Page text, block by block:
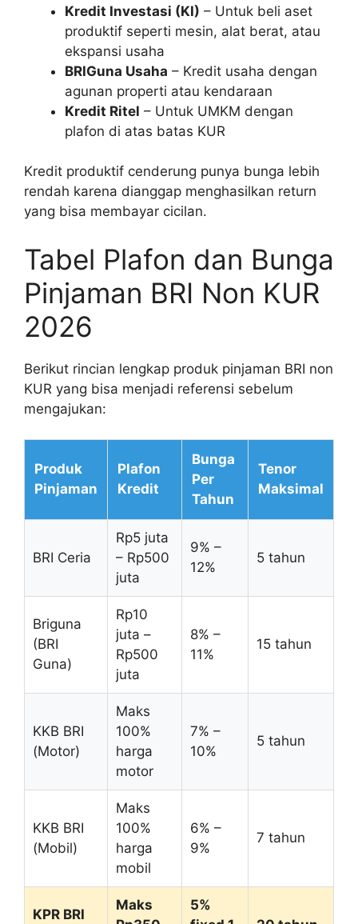
Kredit Investasi (KI) – Untuk beli aset
produktif seperti mesin, alat berat, atau
ekspansi usaha
BRIGuna Usaha – Kredit usaha dengan
agunan properti atau kendaraan
Kredit Ritel – Untuk UMKM dengan
plafon di atas batas KUR
Kredit produktif cenderung punya bunga lebih
rendah karena dianggap menghasilkan return
yang bisa membayar cicilan.
Tabel Plafon dan Bunga
Pinjaman BRI Non KUR
2026
Berikut rincian lengkap produk pinjaman BRI non
KUR yang bisa menjadi referensi sebelum
mengajukan:
Produk
Pinjaman
Plafon
Kredit
Bunga
Per
Tahun
Tenor
Maksimal
BRI Ceria
Rp5 juta
– Rp500
juta
9% –
12%
5 tahun
Briguna
(BRI
Guna)
Rp10
juta –
Rp500
juta
8% –
11%
15 tahun
KKB BRI
(Motor)
Maks
100%
harga
motor
7% –
10%
5 tahun
KKB BRI
(Mobil)
Maks
100%
harga
mobil
6% –
9%
7 tahun
KPR BRI
Maks
5%